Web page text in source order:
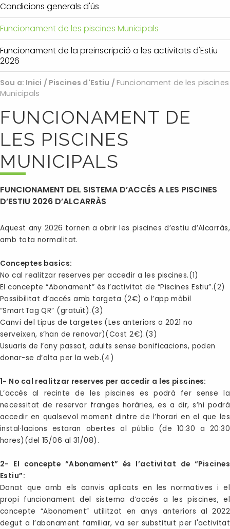
Condicions generals d'ús
Funcionament de les piscines Municipals
Funcionament de la preinscripció a les activitats d'Estiu
2026
Sou a: Inici / Piscines d'Estiu /Funcionament de les piscines
Municipals
FUNCIONAMENT DE
LES PISCINES
MUNICIPALS
FUNCIONAMENT DEL SISTEMA D’ACCÉS A LES PISCINES
D’ESTIU 2026 D’ALCARRÀS
Aquest any 2026 tornen a obrir les piscines d’estiu d’Alcarràs,
amb tota normalitat.
Conceptes basics:
No cal realitzar reserves per accedir a les piscines.(1)
El concepte “Abonament” és l’activitat de “Piscines Estiu”.(2)
Possibilitat d’accés amb targeta (2€) o l’app mòbil
“SmartTag QR” (gratuït).(3)
Canvi del tipus de targetes (Les anteriors a 2021 no
serveixen, s’han de renovar)(Cost 2€).(3)
Usuaris de l’any passat, adults sense bonificacions, poden
donar-se d’alta per la web.(4)
1- No cal realitzar reserves per accedir a les piscines:
L’accés al recinte de les piscines es podrà fer sense la
necessitat de reservar franges horàries, es a dir, s’hi podrà
accedir en qualsevol moment dintre de l’horari en el que les
instal·lacions estaran obertes al públic (de 10:30 a 20:30
hores)(del 15/06 al 31/08).
2- El concepte “Abonament” és l’activitat de “Piscines
Estiu”:
Donat que amb els canvis aplicats en les normatives i el
propi funcionament del sistema d’accés a les piscines, el
concepte “Abonament” utilitzat en anys anteriors al 2022
degut a l’abonament familiar, va ser substituït per l'activitat